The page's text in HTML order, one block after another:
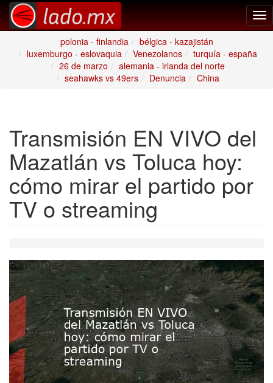
polonia - finlandia
bélgica - kazajistán
luxemburgo - eslovaquia
Venezolanos
turquía - españa
26 de marzo
alemania - irlanda del norte
seahawks vs 49ers
Denuncia China
Transmisión EN VIVO del
Mazatlán vs Toluca hoy:
cómo mirar el partido por
TV o streaming